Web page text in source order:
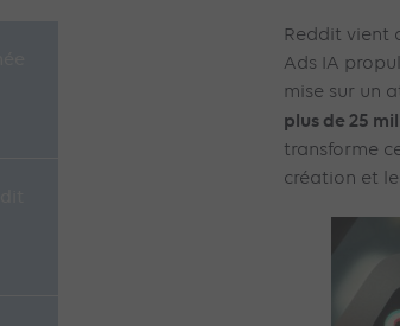
Reddit vient
Ads IA
mise sur un
plus de 25
transforme
création et